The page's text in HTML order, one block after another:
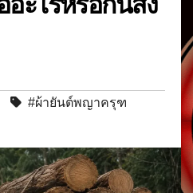
#ผ้ายันต์พญาครุฑ